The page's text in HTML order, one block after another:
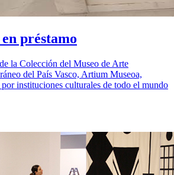
préstamo
la Colección del Museo de Arte
del País Vasco, Artium Museoa,
instituciones culturales de todo el mundo